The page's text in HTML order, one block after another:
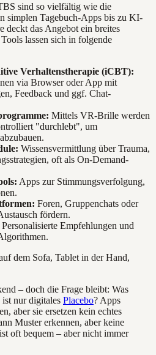
sind so vielfältig wie die
simplen Tagebuch-Apps bis zu KI-
deckt das Angebot ein breites
lassen sich in folgende
Verhaltenstherapie (iCBT):
via Browser oder App mit
Feedback und ggf. Chat-
Mittels VR-Brille werden
"durchlebt", um
Wissensvermittlung über Trauma,
oft als On-Demand-
Apps zur Stimmungsverfolgung,
Foren, Gruppenchats oder
fördern.
Personalisierte Empfehlungen und
– doch die Frage bleibt: Was
nur digitales Placebo? Apps
aber sie ersetzen kein echtes
Muster erkennen, aber keine
oft bequem – aber nicht immer